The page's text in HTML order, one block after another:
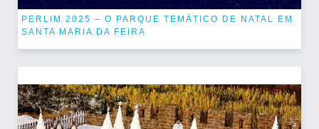
PERLIM 2025 – O PARQUE TEMÁTICO DE NATAL EM
SANTA MARIA DA FEIRA